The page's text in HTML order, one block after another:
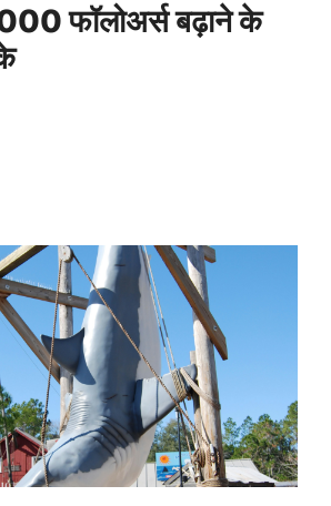
फॉलोअर्स बढ़ाने के